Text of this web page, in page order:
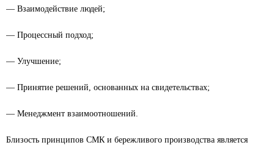
— Взаимодействие людей;
— Процессный подход;
— Улучшение;
— Принятие решений, основанных на свидетельствах;
— Менеджмент взаимоотношений.
Близость принципов СМК и бережливого производства является